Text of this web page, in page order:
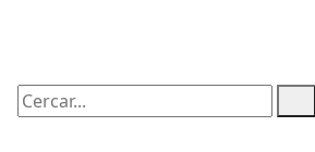
Cercar: